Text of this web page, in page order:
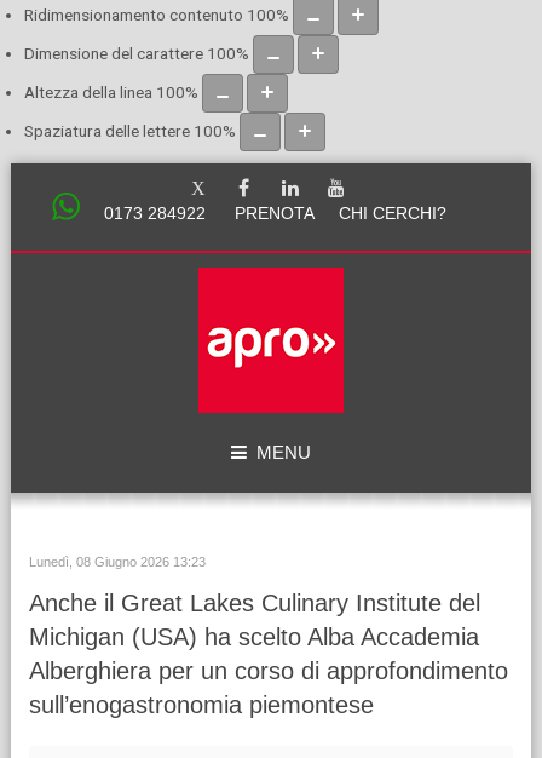
Ridimensionamento contenuto 100%
Dimensione del carattere 100%
Altezza della linea 100%
Spaziatura delle lettere 100%
0173 284922 PRENOTA CHI CERCHI?
MENU
Lunedì, 08 Giugno 2026 13:23
Anche il Great Lakes Culinary Institute del
Michigan (USA) ha scelto Alba Accademia
Alberghiera per un corso di approfondimento
sull’enogastronomia piemontese